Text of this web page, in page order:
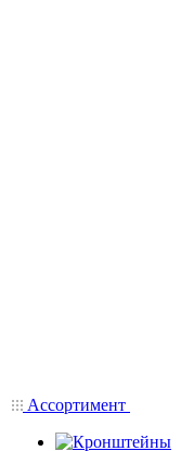
Ассортимент